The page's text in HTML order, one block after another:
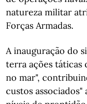
natureza militar
Forças Armadas.
A inauguração do
terra ações táticas
no mar",
custos